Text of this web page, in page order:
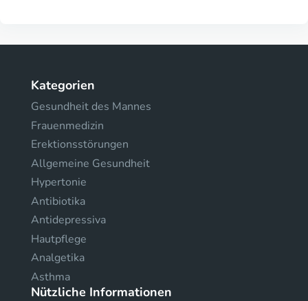
Kategorien
Gesundheit des Mannes
Frauenmedizin
Erektionsstörungen
Allgemeine Gesundheit
Hypertonie
Antibiotika
Antidepressiva
Hautpflege
Analgetika
Asthma
Nützliche Informationen